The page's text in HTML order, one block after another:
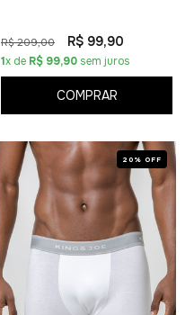
R$ 209,00 R$ 99,90
1x de R$ 99,90 sem juros
COMPRAR
20% OFF